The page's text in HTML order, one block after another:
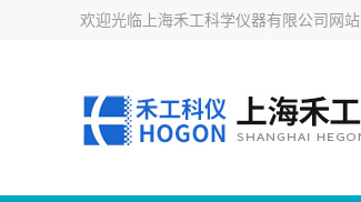
欢迎光临 上海禾工科学仪器有限公司网站